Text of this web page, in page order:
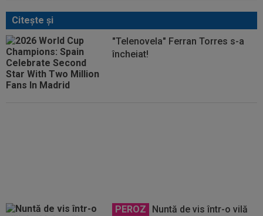
Citeşte şi
"Telenovela" Ferran Torres s-a
încheiat!
PEROZ
Nuntă de vis într-o vilă